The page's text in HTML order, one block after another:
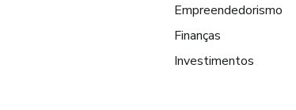
Empreendedorismo
Finanças
Investimentos